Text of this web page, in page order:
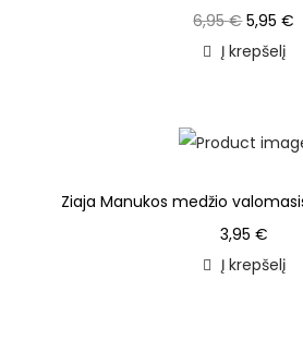
6,95€ 5,95€
Į krepšelį
Ziaja Manukos medžio
3,95 €
Į krepšelį